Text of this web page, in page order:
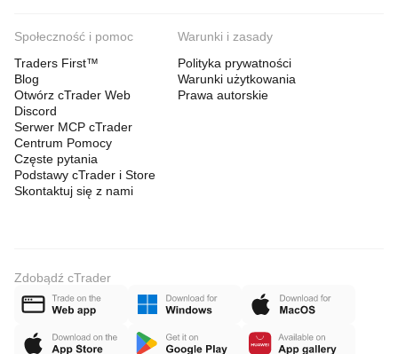
Społeczność i pomoc
Traders First™
Blog
Otwórz cTrader Web
Discord
Serwer MCP cTrader
Centrum Pomocy
Częste pytania
Podstawy cTrader i Store
Skontaktuj się z nami
Warunki i zasady
Polityka prywatności
Warunki użytkowania
Prawa autorskie
Zdobądź cTrader